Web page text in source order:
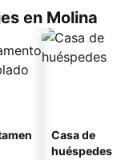
en Molina
Casa de
huéspedes